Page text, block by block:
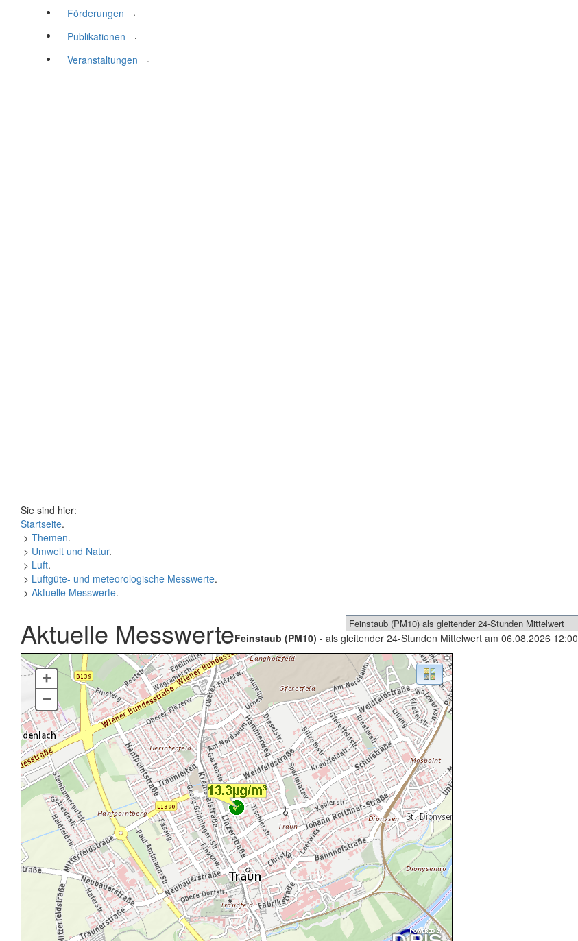
Förderungen
.
Publikationen
.
Veranstaltungen
.
Sie sind hier:
Startseite.
> Themen.
> Umwelt und Natur.
> Luft.
> Luftgüte- und meteorologische Messwerte.
> Aktuelle Messwerte.
Aktuelle MesswerteFeinstaub (PM10) - als gleitender 24-Stunden Mittelwert am 06.08.2026 12:00
+
–